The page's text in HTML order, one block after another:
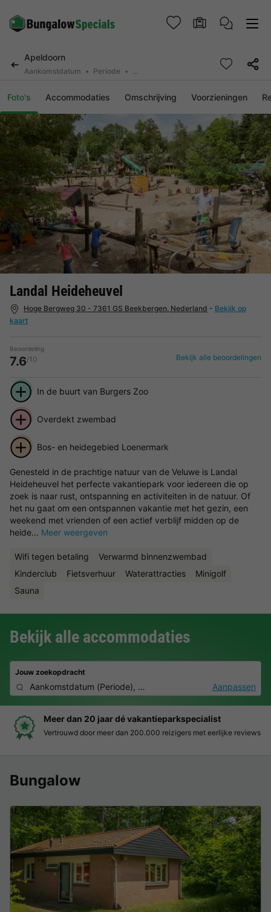
Apeldoorn
Aankomstdatum Periode 2 personen, 0 huisdier
Foto's Accommodaties Omschrijving Voorzieningen
Landal Heideheuvel
Hoge Bergweg 30 - 7361 GS Beekbergen, Nederland - Bekijk op
kaart
Beoordeling
7.6/10 Bekijk alle beoordelingen
In de buurt van Burgers Zoo
Overdekt zwembad
Bos- en heidegebied Loenermark
Genesteld in de prachtige natuur van de Veluwe is Landal
Heideheuvel het perfecte vakantiepark voor iedereen die op
zoek is naar rust, ontspanning en activiteiten in de natuur. Of
het nu gaat om een ontspannen vakantie met het gezin, een
weekend met vrienden of een actief verblijf midden op de
heide... Meer weergeven
Wifi tegen betaling
Verwarmd binnenzwembad
Kinderclub
Fietsverhuur Waterattracties
Minigolf
Sauna
Bekijk alle accommodaties
Jouw zoekopdracht
Aankomstdatum (Periode), 2 personen, 0 huisdierAanpassen
Boek eenvoudig en zonder stress
Duidelijke prijzen, moeiteloos boeken en veilige betaalomgeving
Bungalow